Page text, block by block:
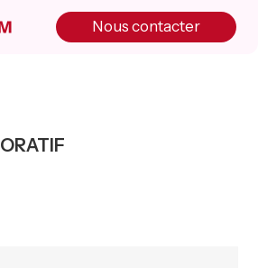
Nous contacter
Salle de presse